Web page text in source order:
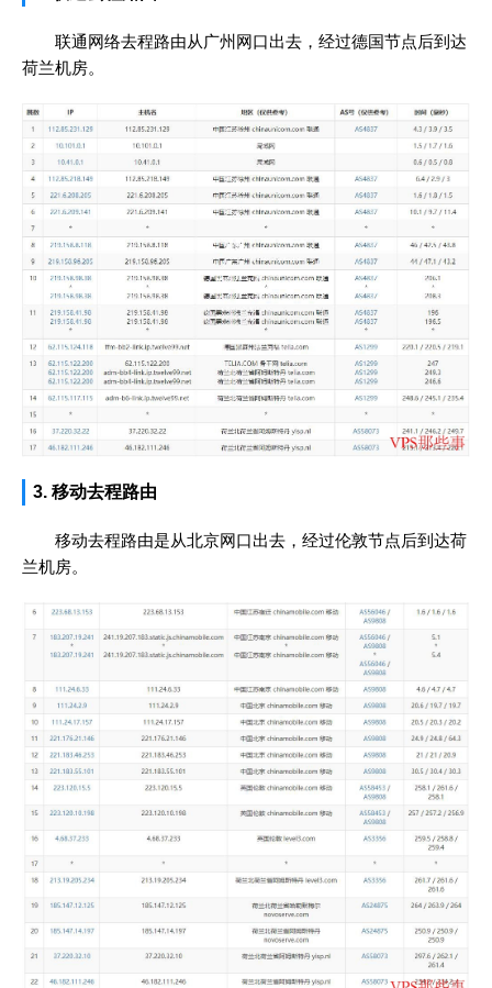
联通网络去程路由从广州网口出去，经过德国节点后到达
荷兰机房。
3. 移动去程路由
移动去程路由是从北京网口出去，经过伦敦节点后到达荷
兰机房。